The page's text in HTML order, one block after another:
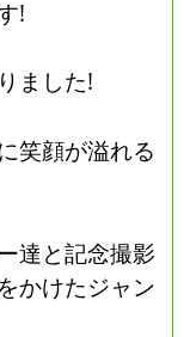
!
ました!
笑顔が溢れる
達と記念撮影
かけたジャン